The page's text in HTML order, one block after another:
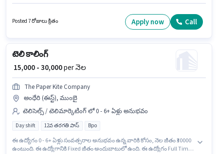
- 6+ ఏళ్లు సంవత్సరాల అనుభవం ఉన్న వారికి కోసం అనుకూలంగా ఉంటుంది. మీరు
నెలకు ₹45000 వరకు సంపాదించవచ్చు. దరఖాస్తుదారులు కనీసం గ్రాడ్యుయేట్ డిగ్రీ లేదా
Posted 7 రోజులు క్రితం Apply now Call
టెలి కాలింగ్
₹ 15,000 - 30,000per నెల
The Paper Kite Company
అంధేరి (ఈస్ట్), ముంబై
టెలిసెల్స్ / టెలిమార్కెటింగ్ లో 0 - 6+ ఏళ్లు అనుభవం
Day shift 12వ తరగతి పాస్ Bpo
ఈ ఉద్యోగం 0 - 6+ ఏళ్లు సంవత్సరాల అనుభవం ఉన్న వారికి కోసం, నెల జీతం ₹30000
ఉంటుంది. ఈ ఉద్యోగానికి Fixed జీతం అందుబాటులో ఉంది. ఈ ఉద్యోగం Full Time